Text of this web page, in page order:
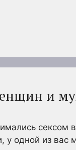
и
сексом
у одной из вас